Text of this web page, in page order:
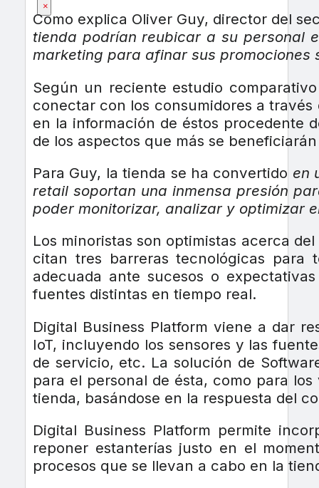
×
Como explica Oliver Guy, director del
tienda podrían reubicar a su personal
marketing para afinar sus promociones
Según un reciente estudio
conectar con los consumidores a
en la información de éstos procedente
de los aspectos que más se
Para Guy, la tienda se ha convertido en
retail soportan una inmensa presión
poder monitorizar, analizar y optimizar
Los minoristas son optimistas acerca
citan tres barreras tecnológicas para
adecuada ante sucesos o
fuentes distintas en tiempo real.
Digital Business Platform viene a dar
IoT, incluyendo los sensores y las
de servicio, etc. La solución de
para el personal de ésta, como para
tienda, basándose en la respuesta del
Digital Business Platform permite
reponer estanterías justo en el
procesos que se llevan a cabo en la